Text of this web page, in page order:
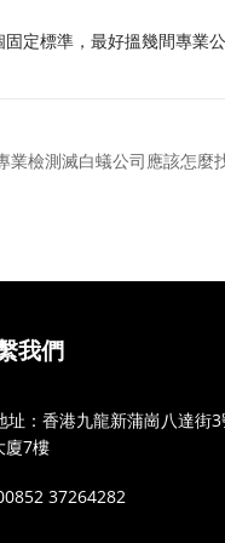
定標準，最好搵幾間專業
業檢測滅白蟻公司應該怎麼
我們
址：香港九龍新蒲崗八達街
廈7樓
37264282